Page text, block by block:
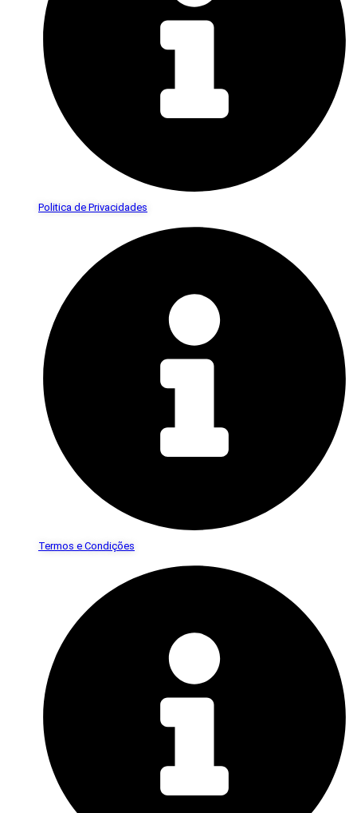
Politica de Privacidades
Termos e Condições